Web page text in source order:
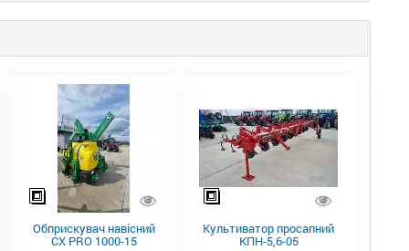
Обприскувач навісний
CX PRO 1000-15
Культиватор просапний
КПН-5,6-05